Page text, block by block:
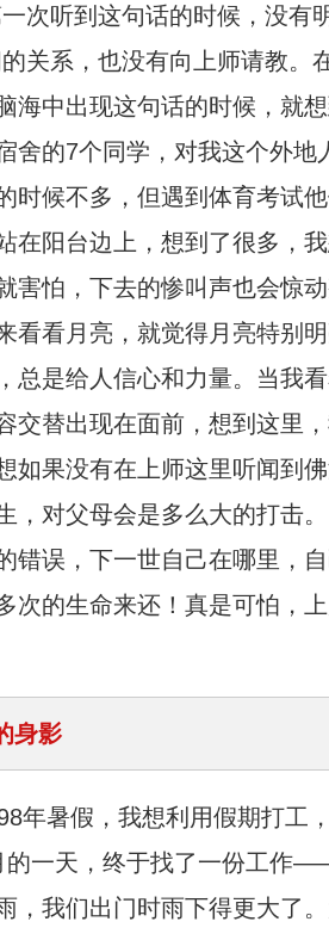
一次听到这句话的时候，没有
的关系，也没有向上师请教
海中出现这句话的时候，就
舍的7个同学，对我这个外
时候不多，但遇到体育考试
在阳台边上，想到了很多，
害怕，下去的惨叫声也会惊
看看月亮，就觉得月亮特别
总是给人信心和力量。当我
交替出现在面前，想到这里
如果没有在上师这里听闻到
，对父母会是多么大的打击
错误，下一世自己在哪里，
次的生命来还！真是可怕，
身影
年暑假，我想利用假期打工
的一天，终于找了一份工作
，我们出门时雨下得更大了